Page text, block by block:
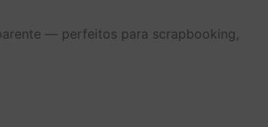
— perfeitos para scrapbooking,